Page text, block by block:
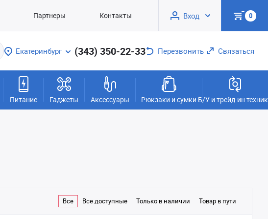
Партнеры Контакты Вход 0
Екатеринбург (343) 350-22-33 Перезвонить Связаться
Питание Гаджеты Аксессуары Рюкзаки и сумки Б/У и трейд-ин
Все Все доступные Только в наличии Товар в пути